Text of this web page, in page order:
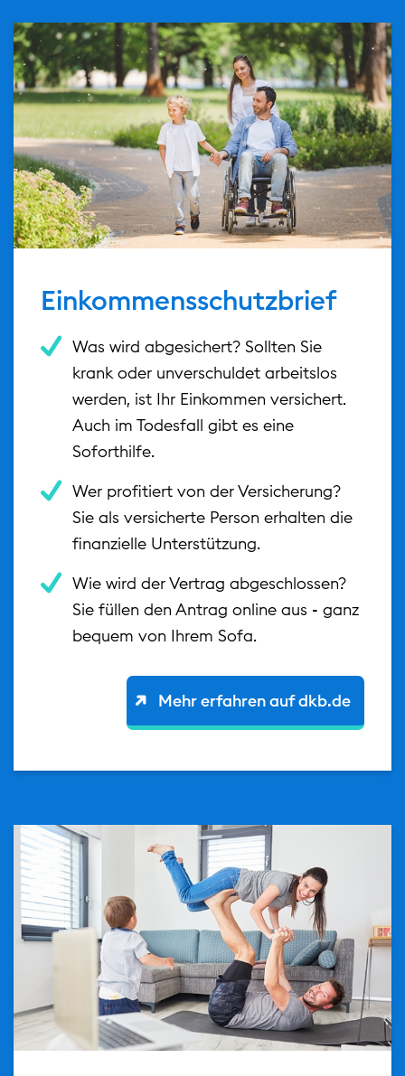
url(/.galleries/teaser/
Einkommensschutzbrief
Was wird abgesichert? Sollten Sie
krank oder unverschuldet arbeitslos
werden, ist Ihr Einkommen versichert.
Auch im Todesfall gibt es eine
Soforthilfe.
Wer profitiert von der Versicherung?
Sie als versicherte Person erhalten die
finanzielle Unterstützung.
Wie wird der Vertrag abgeschlossen?
Sie füllen den Antrag online aus - ganz
bequem von Ihrem Sofa.
Mehr erfahren auf dkb.de
url(/.galleries/teaser/